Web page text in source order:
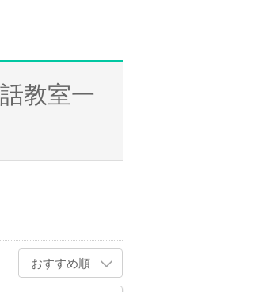
教室一
おすすめ順